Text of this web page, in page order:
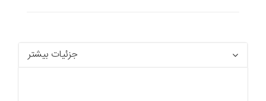
جزئیات بیشتر